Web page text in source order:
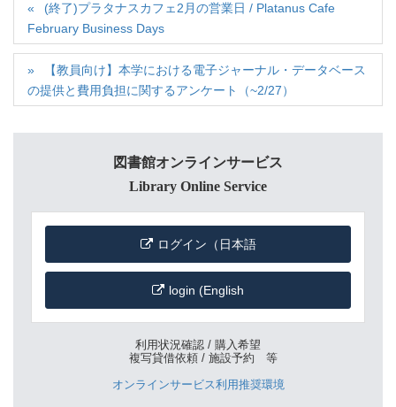
(終了)プラタナスカフェ2月の営業日 / Platanus Cafe
February Business Days
【教員向け】本学における電子ジャーナル・データベース
の提供と費用負担に関するアンケート（~2/27）
図書館オンラインサービス
Library Online Service
ログイン（日本語
login (English
利用状況確認 / 購入希望
複写貸借依頼 / 施設予約 等
オンラインサービス利用推奨環境